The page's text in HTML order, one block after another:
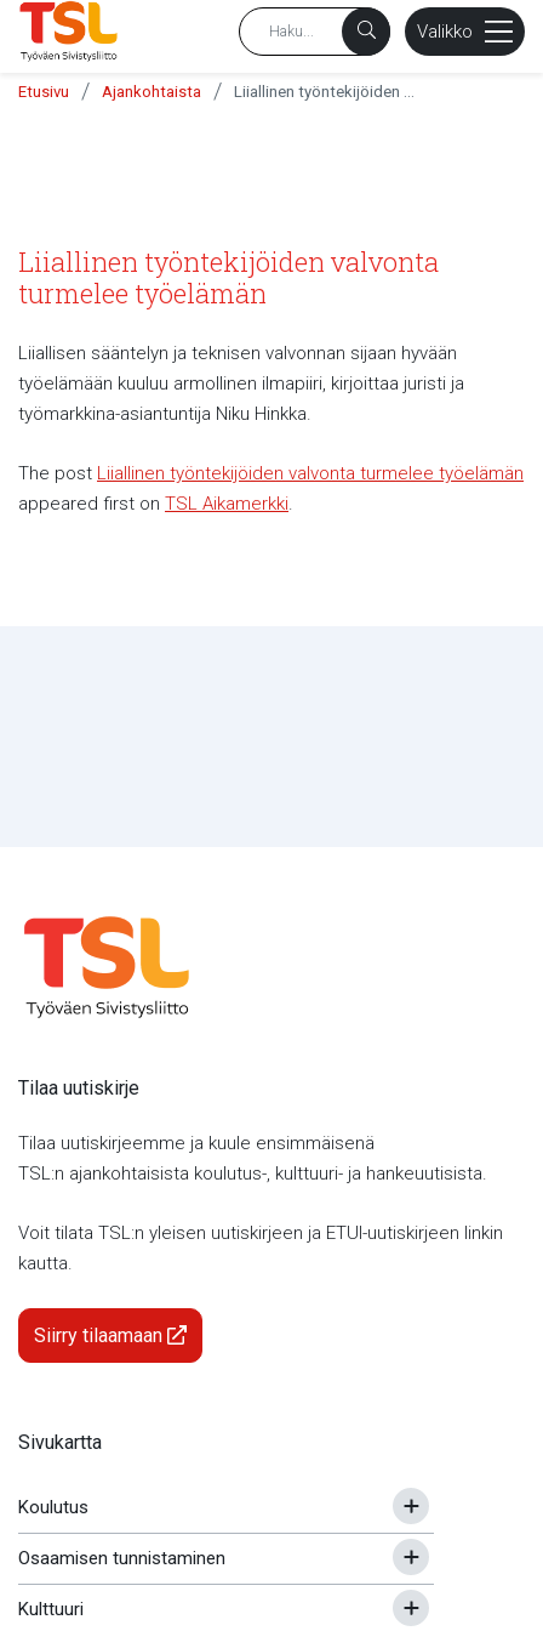
Valikko
Etusivu / Ajankohtaista /
Liiallinen työntekijöiden valvonta
turmelee työelämän
Liiallisen sääntelyn ja teknisen valvonnan sijaan hyvään
työelämään kuuluu armollinen ilmapiiri, kirjoittaa juristi ja
työmarkkina-asiantuntija Niku Hinkka.
The post Liiallinen työntekijöiden valvonta turmelee työelämän
appeared first on TSL Aikamerkki.
Tilaa uutiskirje
Tilaa uutiskirjeemme ja kuule ensimmäisenä
TSL:n ajankohtaisista koulutus-, kulttuuri- ja hankeuutisista.
Voit tilata TSL:n yleisen uutiskirjeen ja ETUI-uutiskirjeen linkin
kautta.
Siirry tilaamaan
Sivukartta
Koulutus
Osaamisen tunnistaminen
Kulttuuri